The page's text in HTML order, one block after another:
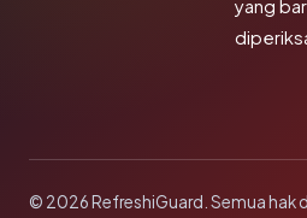
yang
© 2026 RefreshiGuard. Semua hak